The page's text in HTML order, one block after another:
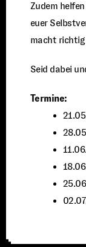
Zudem
euer
macht richtig
Seid dabei
Termine: